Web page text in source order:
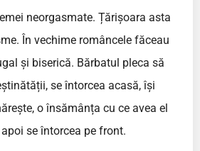
neorgasmate. Țărișoara asta
În vechime româncele făceau
și biserică. Bărbatul pleca să
se întorcea acasă, își
o însămânța cu ce avea el
se întorcea pe front.